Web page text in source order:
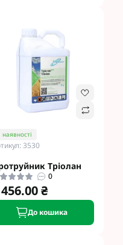
наявності
3530
Тріолан
0
₴
До кошика